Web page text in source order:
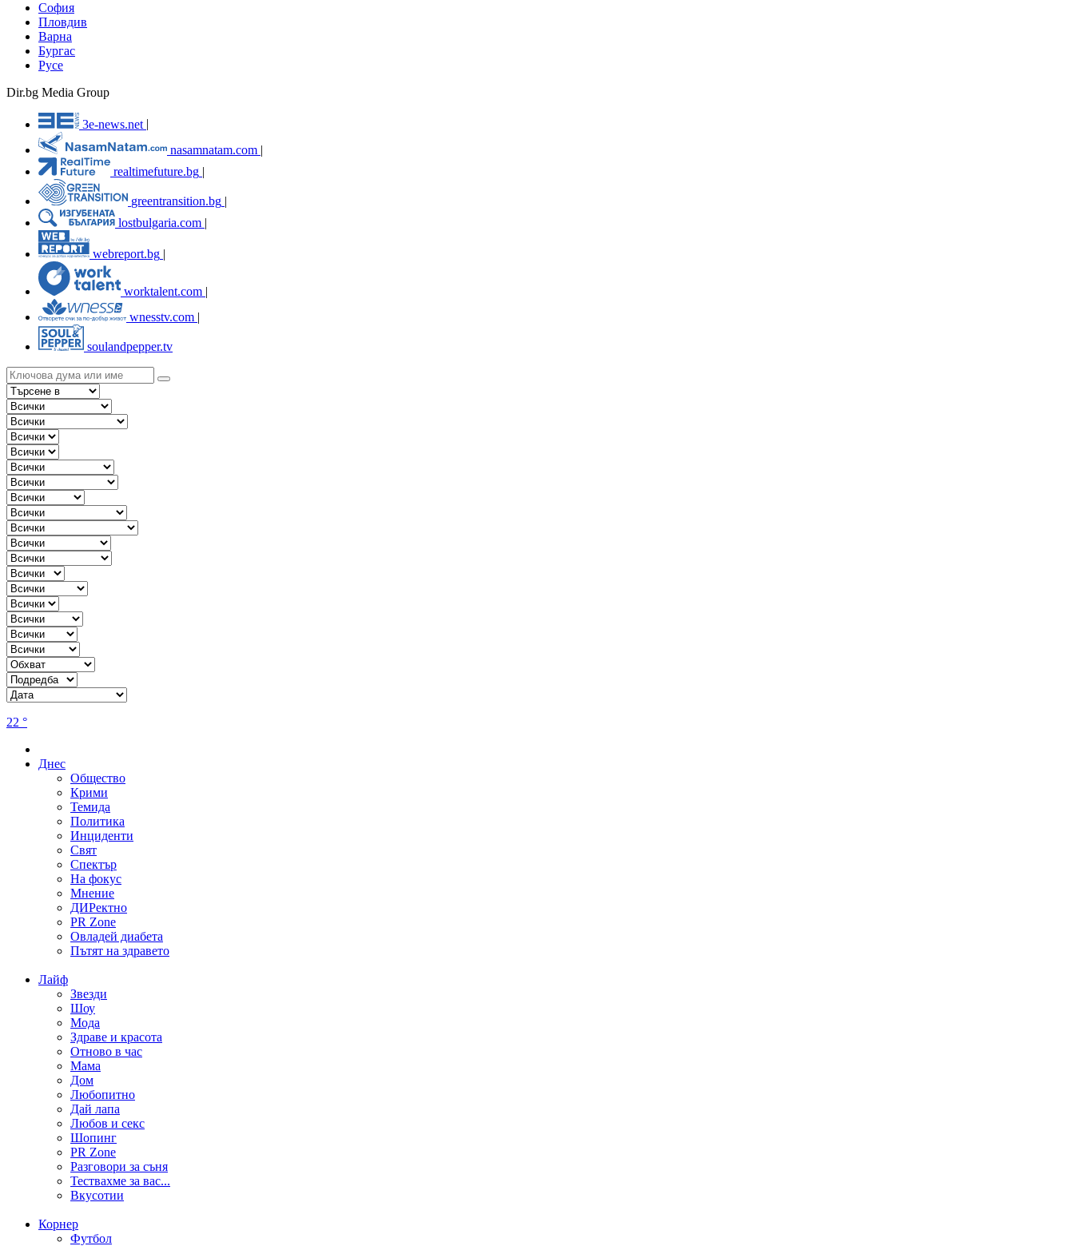
София
Пловдив
Варна
Бургас
Русе
Dir.bg Media Group
3e-news.net
nasamnatam.com |
realtimefuture.bg |
greentransition.bg |
lostbulgaria.com |
webreport.bg |
worktalent.com |
wnesstv.com |
soulandpepper.tv
22 °
Днес
Общество
Крими
Темида
Политика
Инциденти
Свят
Спектър
На фокус
Мнение
ДИРектно
PR Zone
Овладей диабета
Пътят на здравето
Лайф
Звезди
Шоу
Мода
Здраве и красота
Отново в час
Мама
Дом
Любопитно
Дай лапа
Любов и секс
Шопинг
PR Zone
Разговори за съня
Тествахме за вас...
Вкусотии
Корнер
Футбол